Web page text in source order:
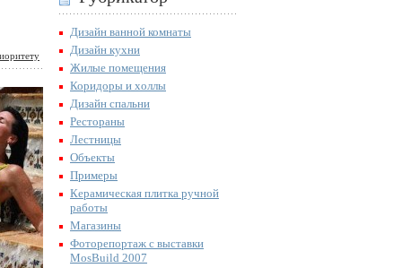
Дизайн ванной комнаты
Дизайн кухни
Жилые помещения
Коридоры и холлы
Дизайн спальни
Рестораны
Лестницы
Объекты
Примеры
Керамическая плитка ручной
работы
Магазины
Фоторепортаж с выставки
MosBuild 2007